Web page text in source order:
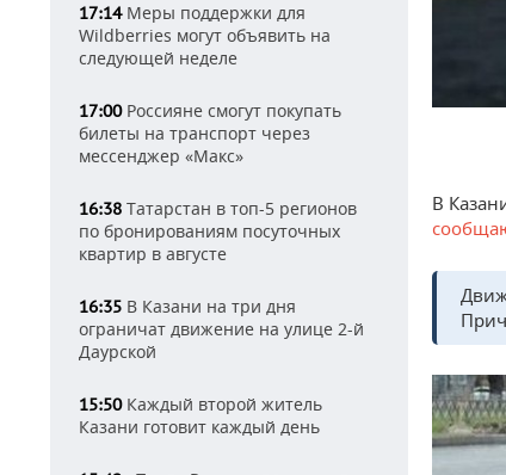
17:14Меры поддержки для
Wildberries могут объявить на
следующей неделе
17:00Россияне смогут покупать
билеты на транспорт через
мессенджер «Макс»
16:38 Татарстан в топ-5 регионов
по бронированиям посуточных
квартир в августе
16:35 В Казани на три дня
ограничат движение на улице 2-й
Даурской
15:50Каждый второй житель
Казани готовит каждый день
В